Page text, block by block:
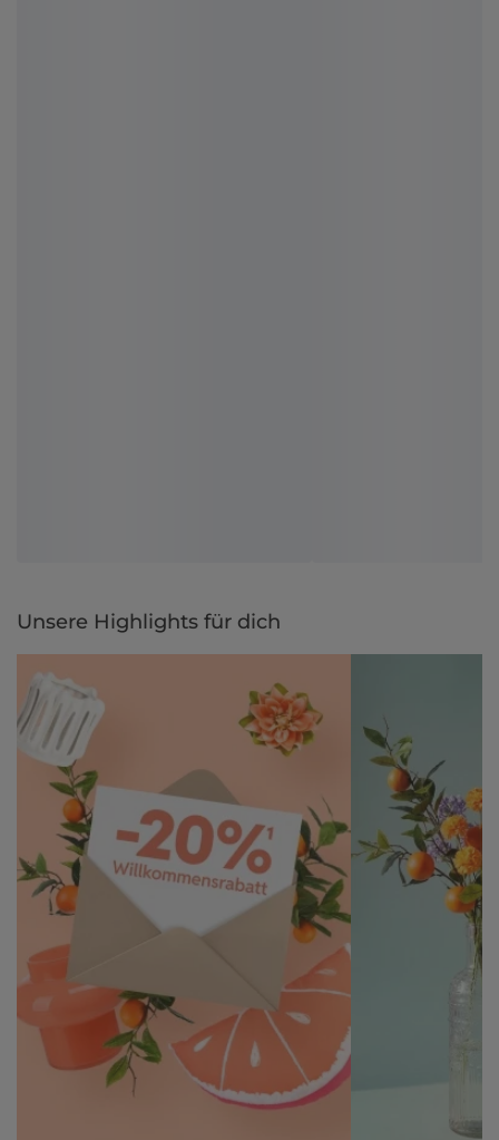
Unsere Highlights für dich